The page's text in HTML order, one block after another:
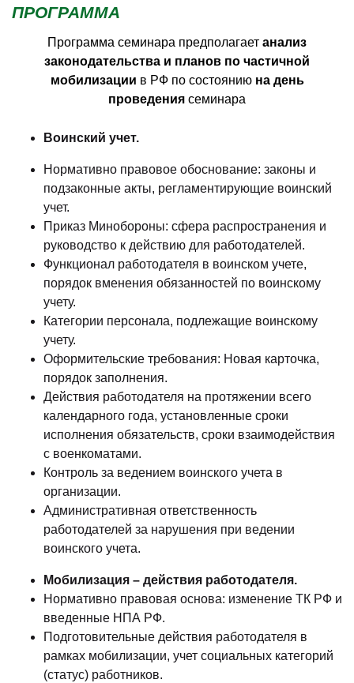
ПРОГРАММА
Программа семинара предполагает анализ
законодательства и планов по частичной
мобилизации в РФ по состоянию на день
проведения семинара
Воинский учет.
Нормативно правовое обоснование: законы и
подзаконные акты, регламентирующие воинский
учет.
Приказ Минобороны: сфера распространения и
руководство к действию для работодателей.
Функционал работодателя в воинском учете,
порядок вменения обязанностей по воинскому
учету.
Категории персонала, подлежащие воинскому
учету.
Оформительские требования: Новая карточка,
порядок заполнения.
Действия работодателя на протяжении всего
календарного года, установленные сроки
исполнения обязательств, сроки взаимодействия
с военкоматами.
Контроль за ведением воинского учета в
организации.
Административная ответственность
работодателей за нарушения при ведении
воинского учета.
Мобилизация – действия работодателя.
Нормативно правовая основа: изменение ТК РФ и
введенные НПА РФ.
Подготовительные действия работодателя в
рамках мобилизации, учет социальных категорий
(статус) работников.